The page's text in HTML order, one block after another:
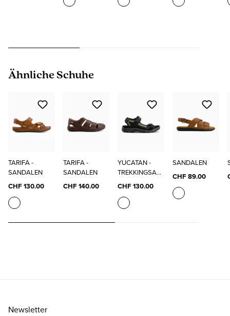
Produktgalerie überspringen
Ähnliche Schuhe
TARIFA -
SANDALEN
CHF 130.00
TARIFA -
SANDALEN
CHF 140.00
YUCATAN -
TREKKINGSAN
DALEN
CHF 130.00
SANDALEN
CHF 89.00
Newsletter